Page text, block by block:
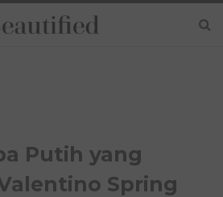
Putih yang
Spring